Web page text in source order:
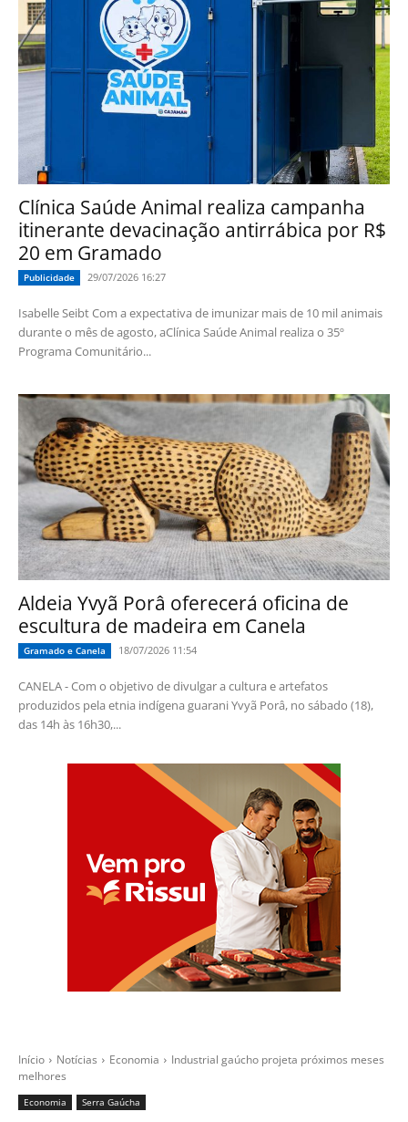
Clínica Saúde Animal realiza campanha
itinerante devacinação antirrábica por R$
20 em Gramado
Publicidade 29/07/2026 16:27
Isabelle Seibt Com a expectativa de imunizar mais de 10 mil animais
durante o mês de agosto, aClínica Saúde Animal realiza o 35º
Programa Comunitário...
Aldeia Yvyã Porâ oferecerá oficina de
escultura de madeira em Canela
Gramado e Canela 18/07/2026 11:54
CANELA - Com o objetivo de divulgar a cultura e artefatos
produzidos pela etnia indígena guarani Yvyã Porâ, no sábado (18),
das 14h às 16h30,...